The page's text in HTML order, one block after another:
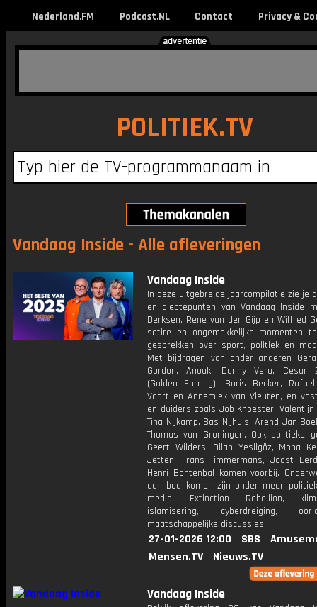
Nederland.FM Podcast.NL Contact Privacy &
POLITIEK.TV
Vandaag Inside - Alle afleveringen
Vandaag Inside
In deze uitgebreide jaarcompilatie zie je
en dieptepunten van Vandaag Inside
Derksen, René van der Gijp en Wilfred
satire en ongemakkelijke momenten
gesprekken over sport, politiek en
Met bijdragen van onder anderen
Gordon, Anouk, Danny Vera, Cesar
(Golden Earring), Boris Becker,
Vaart en Annemiek van Vleuten, en
en duiders zoals Job Knoester, Valentijn
Tina Nijkamp, Bas Nijhuis, Arend Jan
Thomas van Groningen. Ook politieke
Geert Wilders, Dilan Yesilgöz, Mona
Jetten, Frans Timmermans, Joost
Henri Bontenbal komen voorbij.
aan bod komen zijn onder meer
media, Extinction Rebellion,
islamisering, cyberdreiging,
maatschappelijke discussies.
27-01-2026 12:00 SBS
Mensen.TV
Nieuws.TV
Vandaag Inside